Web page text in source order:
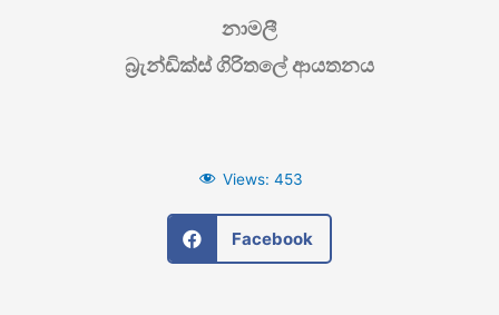
නාමලී
බ්‍රැන්ඩික්ස් ගිරිතලේ ආයතනය
Views: 453
Facebook